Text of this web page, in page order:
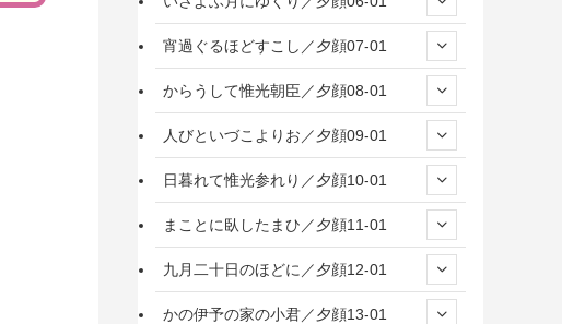
宵過ぐるほどすこし／夕顔07-01
からうして惟光朝臣／夕顔08-01
人びといづこよりお／夕顔09-01
日暮れて惟光参れり／夕顔10-01
まことに臥したまひ／夕顔11-01
九月二十日のほどに／夕顔12-01
かの伊予の家の小君／夕顔13-01